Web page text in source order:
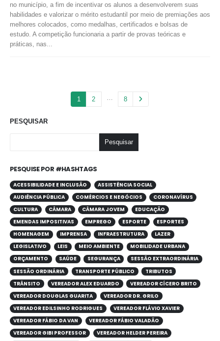
no município, a fim de incentivar os alunos a desenvolverem suas
habilidades e valorizar o mérito estudantil por meio de premiações aos
melhores colocados, como medalhas, certificados e bolsas de
estudo. A competição funcionaria a partir de provas teóricas e
práticas, nas...
1 2 … 8
PESQUISAR
Pesquisar
PESQUISE POR #HASHTAGS
ACESSIBILIDADE E INCLUSÃO
ASSISTÊNCIA SOCIAL
AUDIÊNCIA PÚBLICA
COMÉRCIOS E NEGÓCIOS
CORONAVÍRUS
CULTURA
CÂMARA CÂMARA JOVEM
EDUCAÇÃO
EMENDAS IMPOSITIVAS
EMPREGO ESPORTE
ESPORTES
HOMENAGEM
IMPRENSA INFRAESTRUTURA
LAZER
LEGISLATIVO
LEIS MEIO AMBIENTE
MOBILIDADE URBANA
ORÇAMENTO
SAÚDE SEGURANÇA
SESSÃO EXTRAORDINÁRIA
SESSÃO ORDINÁRIA
TRANSPORTE PÚBLICO
TRIBUTOS
TRÂNSITO
VEREADOR ALEX EDUARDO
VEREADOR CÍCERO BRITO
VEREADOR DOUGLAS GUARITA
VEREADOR DR. GRILO
VEREADOR EDILSINHO RODRIGUES
VEREADOR FLÁVIO XAVIER
VEREADOR FÁBIO DA VAN
VEREADOR FÁBIO VALADÃO
VEREADOR GIBI PROFESSOR
VEREADOR HELDER PEREIRA